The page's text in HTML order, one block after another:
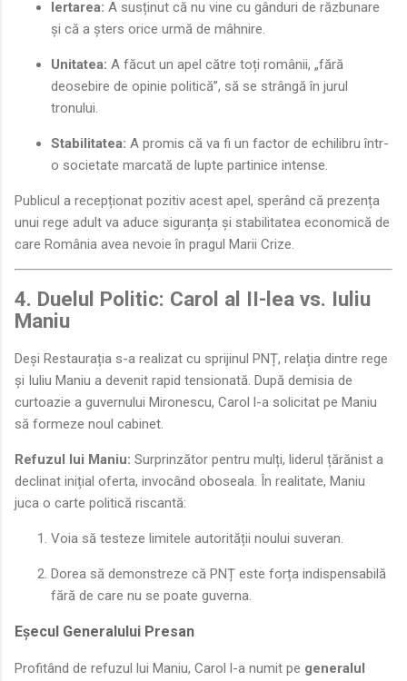
Iertarea: A susținut că nu vine cu gânduri de răzbunare
și că a șters orice urmă de mâhnire.
Unitatea: A făcut un apel către toți românii, „fără
deosebire de opinie politică”, să se strângă în jurul
tronului.
Stabilitatea: A promis că va fi un factor de echilibru într-
o societate marcată de lupte partinice intense.
Publicul a recepționat pozitiv acest apel, sperând că prezența
unui rege adult va aduce siguranța și stabilitatea economică de
care România avea nevoie în pragul Marii Crize.
4. Duelul Politic: Carol al II-lea vs. Iuliu
Maniu
Deși Restaurația s-a realizat cu sprijinul PNȚ, relația dintre rege
și Iuliu Maniu a devenit rapid tensionată. După demisia de
curtoazie a guvernului Mironescu, Carol l-a solicitat pe Maniu
să formeze noul cabinet.
Refuzul lui Maniu: Surprinzător pentru mulți, liderul țărănist a
declinat inițial oferta, invocând oboseala. În realitate, Maniu
juca o carte politică riscantă:
Voia să testeze limitele autorității noului suveran.
Dorea să demonstreze că PNȚ este forța indispensabilă
fără de care nu se poate guverna.
Eșecul Generalului Presan
Profitând de refuzul lui Maniu, Carol l-a numit pe generalul